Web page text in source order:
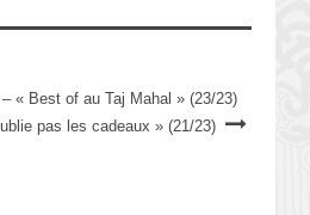
« Best of au Taj Mahal » (23/23)
pas les cadeaux » (21/23)